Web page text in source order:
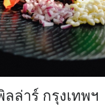
ล่าร์ กรุงเทพฯ